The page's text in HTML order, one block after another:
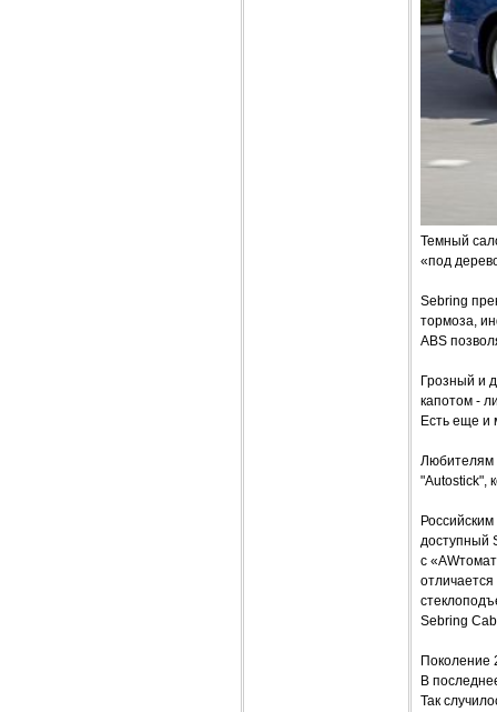
Темный
«под
Sebring
тормоза,
ABS
Грозный и
капотом -
Есть еще и
Любителям
"Autostick",
доступный
с
Sebring
Поколение
В
Так